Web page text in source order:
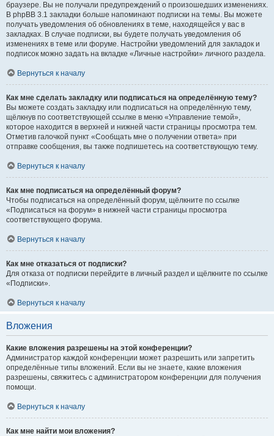
браузере. Вы не получали предупреждений о произошедших изменениях.
В phpBB 3.1 закладки больше напоминают подписки на темы. Вы можете
получать уведомления об обновлениях в теме, находящейся у вас в
закладках. В случае подписки, вы будете получать уведомления об
изменениях в теме или форуме. Настройки уведомлений для закладок и
подписок можно задать на вкладке «Личные настройки» личного раздела.
Вернуться к началу
Как мне сделать закладку или подписаться на определённую тему?
Вы можете создать закладку или подписаться на определённую тему,
щёлкнув по соответствующей ссылке в меню «Управление темой»,
которое находится в верхней и нижней части страницы просмотра тем.
Отметив галочкой пункт «Сообщать мне о получении ответа» при
отправке сообщения, вы также подпишетесь на соответствующую тему.
Вернуться к началу
Как мне подписаться на определённый форум?
Чтобы подписаться на определённый форум, щёлкните по ссылке
«Подписаться на форум» в нижней части страницы просмотра
соответствующего форума.
Вернуться к началу
Как мне отказаться от подписки?
Для отказа от подписки перейдите в личный раздел и щёлкните по ссылке
«Подписки».
Вернуться к началу
Вложения
Какие вложения разрешены на этой конференции?
Администратор каждой конференции может разрешить или запретить
определённые типы вложений. Если вы не знаете, какие вложения
разрешены, свяжитесь с администратором конференции для получения
помощи.
Вернуться к началу
Как мне найти мои вложения?